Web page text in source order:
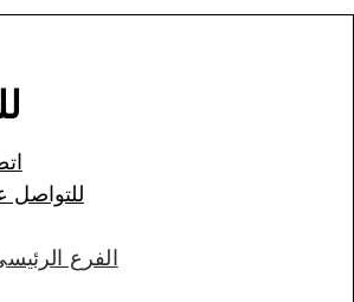
للتواصل
الفرع